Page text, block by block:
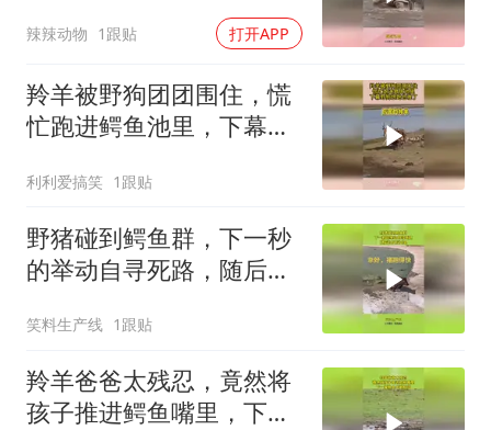
辣辣动物 1跟贴 打开APP
羚羊被野狗团团围住，慌
忙跑进鳄鱼池里，下幕野
利利爱搞笑 1跟贴
野猪碰到鳄鱼群，下一秒
的举动自寻死路，随后的
笑料生产线 1跟贴
羚羊爸爸太残忍，竟然将
孩子推进鳄鱼嘴里，下一